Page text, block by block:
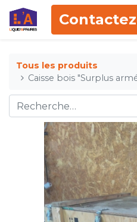
Tous les produits
Caisse bois "Surplus